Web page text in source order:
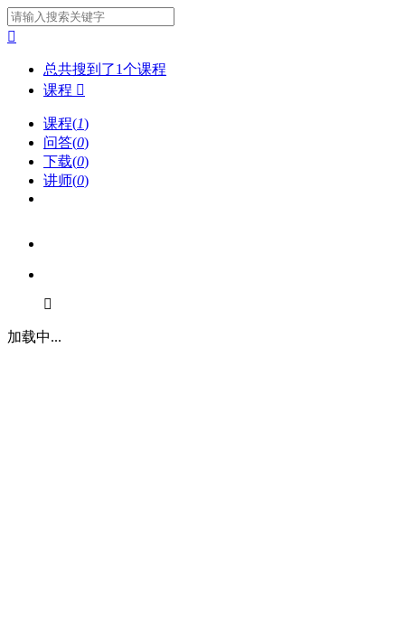

总共搜到了1个课程
课程 
课程(1)
问答(0)
下载(0)
讲师(0)

加载中...